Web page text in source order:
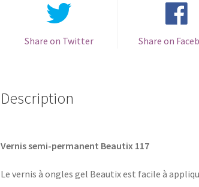
Share on Twitter Share on
Description
Vernis semi-permanent Beautix 117
Le vernis à ongles gel Beautix est facile à